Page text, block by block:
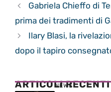
Gabriela Chieffo di
prima dei tradimenti di
Ilary Blasi, la
dopo il tapiro
ARTICOLI RECENTI
NEWS